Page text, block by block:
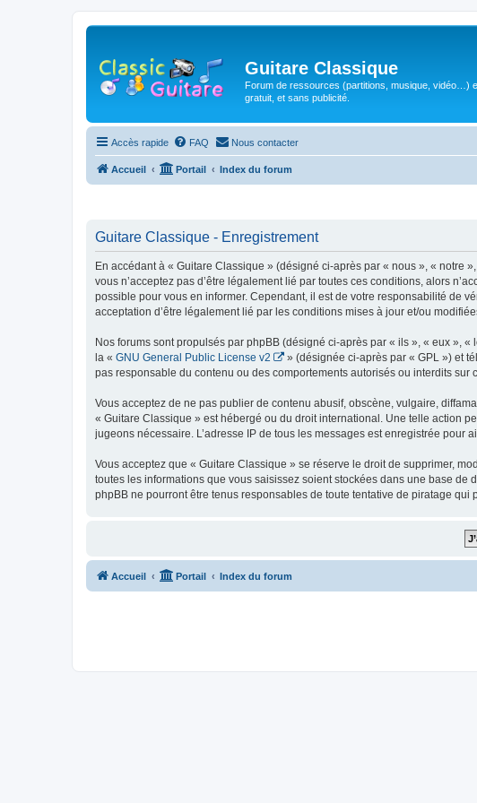
Guitare Classique
Forum de ressources (partitions, musique, vidéo…)
gratuit, et sans publicité.
Accès rapide FAQ Nous contacter
Accueil Portail Index du forum
Guitare Classique - Enregistrement
En accédant à « Guitare Classique » (désigné ci-après par « nous », « notre
vous n’acceptez pas d’être légalement lié par toutes ces conditions, alors
possible pour vous en informer. Cependant, il est de votre responsabilité de
acceptation d’être légalement lié par les conditions mises à jour et/ou
Nos forums sont propulsés par phpBB (désigné ci-après par « ils », « eux »,
la « GNU General Public License v2 » (désignée ci-après par « GPL ») et
pas responsable du contenu ou des comportements autorisés ou interdits
Vous acceptez de ne pas publier de contenu abusif, obscène, vulgaire,
« Guitare Classique » est hébergé ou du droit international. Une telle action
jugeons nécessaire. L’adresse IP de tous les messages est enregistrée pour
Vous acceptez que « Guitare Classique » se réserve le droit de supprimer,
toutes les informations que vous saisissez soient stockées dans une base
phpBB ne pourront être tenus responsables de toute tentative de piratage
Accueil Portail Index du forum